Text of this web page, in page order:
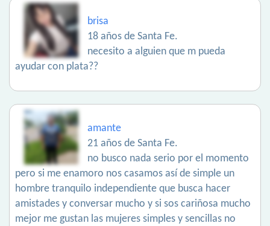
brisa
18 años de Santa Fe.
necesito a alguien que m pueda
ayudar con plata??
amante
21 años de Santa Fe.
no busco nada serio por el momento
pero si me enamoro nos casamos así de simple un
hombre tranquilo independiente que busca hacer
amistades y conversar mucho y si sos cariñosa mucho
mejor me gustan las mujeres simples y sencillas no